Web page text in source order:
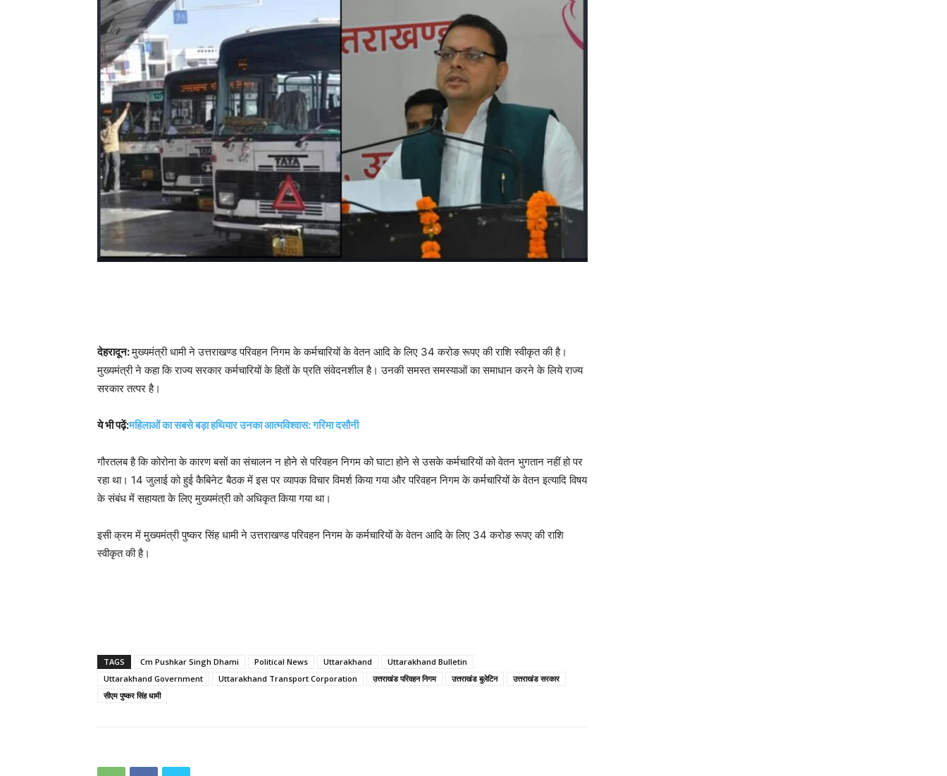
देहरादून:मुख्यमंत्री धामी ने उत्तराखण्ड परिवहन निगम के कर्मचारियों के वेतन आदि के लिए 34 करोङ रूपए की राशि स्वीकृत की है।
मुख्यमंत्री ने कहा कि राज्य सरकार कर्मचारियों के हितों के प्रति संवेदनशील है। उनकी समस्त समस्याओं का समाधान करने के लिये राज्य
सरकार तत्पर है।
ये भी पढ़ें:महिलाओं का सबसे बड़ा हथियार उनका आत्मविश्वास: गरिमा दसौनी
गौरतलब है कि कोरोना के कारण बसों का संचालन न होने से परिवहन निगम को घाटा होने से उसके कर्मचारियों को वेतन भुगतान नहीं हो पर
रहा था। 14 जुलाई को हुई कैबिनेट बैठक में इस पर व्यापक विचार विमर्श किया गया और परिवहन निगम के कर्मचारियों के वेतन इत्यादि विषय
के संबंध में सहायता के लिए मुख्यमंत्री को अधिकृत किया गया था।
इसी क्रम में मुख्यमंत्री पुष्कर सिंह धामी ने उत्तराखण्ड परिवहन निगम के कर्मचारियों के वेतन आदि के लिए 34 करोङ रूपए की राशि
स्वीकृत की है।
TAGS Cm Pushkar Singh Dhami Political News Uttarakhand
Uttarakhand Bulletin
Uttarakhand Government
Uttarakhand Transport Corporation उत्तराखंड परिवहन निगम उत्तराखंड बुलेटिन
उत्तराखंड सरकार
सीएम पुष्कर सिंह धामी